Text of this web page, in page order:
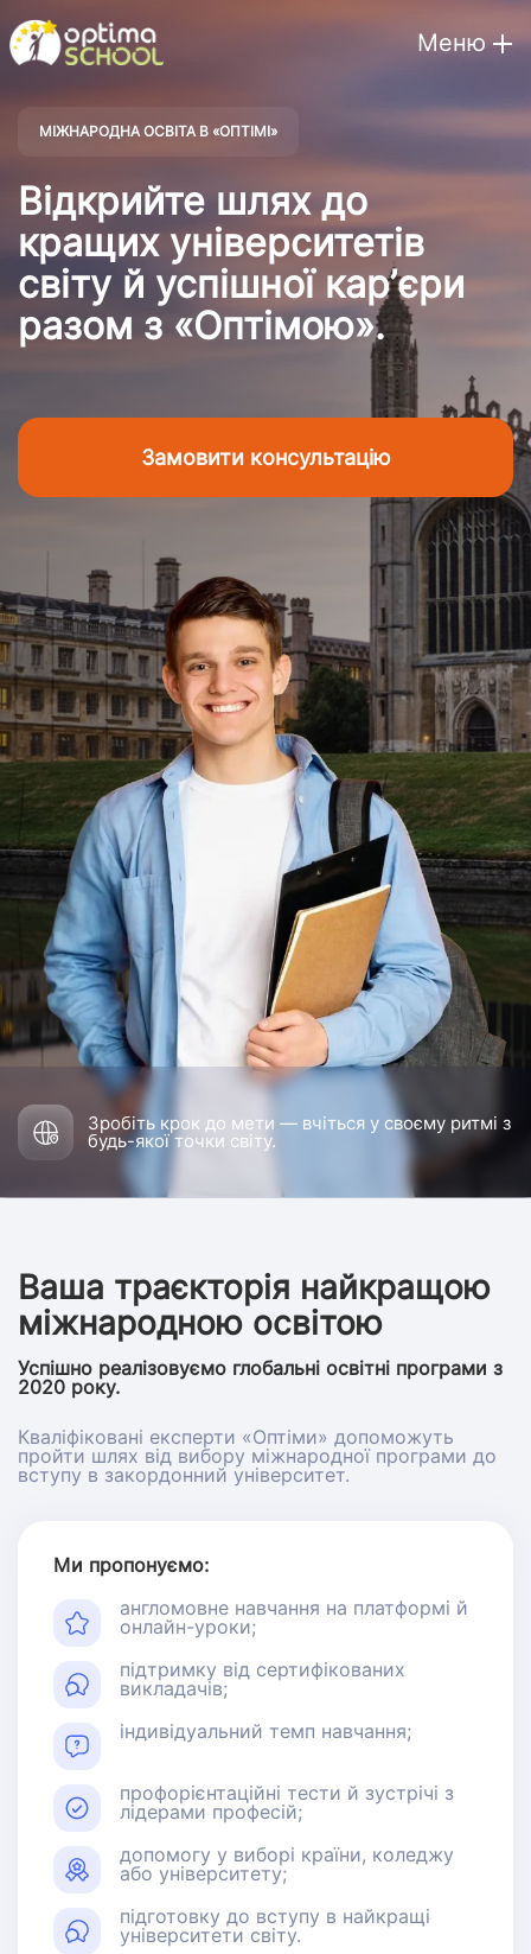
Меню
МІЖНАРОДНА ОСВІТА В «ОПТІМІ»
Відкрийте шлях до
кращих університетів
світу й успішної карʼєри
разом з «Оптімою».
Замовити консультацію
Зробіть крок до мети — вчіться у своєму ритмі з
будь-якої точки світу.
Ваша траєкторія найкращою
міжнародною освітою
Успішно реалізовуємо глобальні освітні програми з
2020 року.
Кваліфіковані експерти «Оптіми» допоможуть
пройти шлях від вибору міжнародної програми до
вступу в закордонний університет.
Ми пропонуємо:
англомовне навчання на платформі й
онлайн-уроки;
підтримку від сертифікованих
викладачів;
індивідуальний темп навчання;
профорієнтаційні тести й зустрічі з
лідерами професій;
допомогу у виборі країни, коледжу
або університету;
підготовку до вступу в найкращі
університети світу.